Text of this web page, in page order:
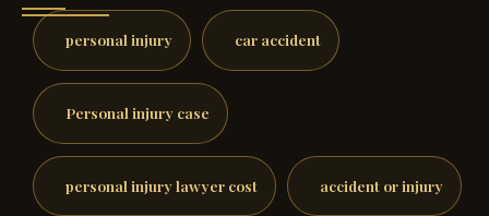
personal injury car accident
Personal injury case
personal injury lawyer cost accident or injury